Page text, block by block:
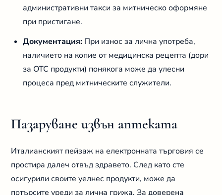
административни такси за митническо оформяне
при пристигане.
Документация: При износ за лична употреба,
наличието на копие от медицинска рецепта (дори
за OTC продукти) понякога може да улесни
процеса пред митническите служители.
Пазаруване извън аптеката
Италианският пейзаж на електронната търговия се
простира далеч отвъд здравето. След като сте
осигурили своите уелнес продукти, може да
потърсите уреди за лична грижа. За доверена